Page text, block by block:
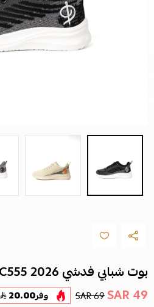
بوت شبابي فدشي 2026 XC555
49 SAR
69 SAR وفر20.00